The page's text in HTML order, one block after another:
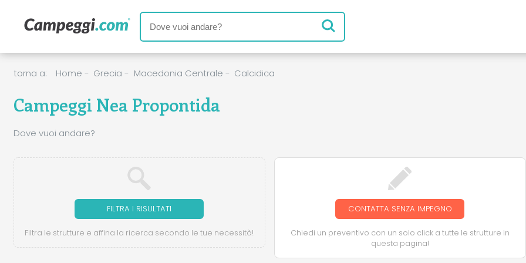
torna a: Home - Grecia - Macedonia Centrale - Calcidica
Campeggi Nea Propontida
Dove vuoi andare?
FILTRA I RISULTATI
Filtra le strutture e affina la ricerca secondo le tue necessità!
CONTATTA SENZA IMPEGNO
Chiedi un preventivo con un solo click a tutte le strutture in
questa pagina!